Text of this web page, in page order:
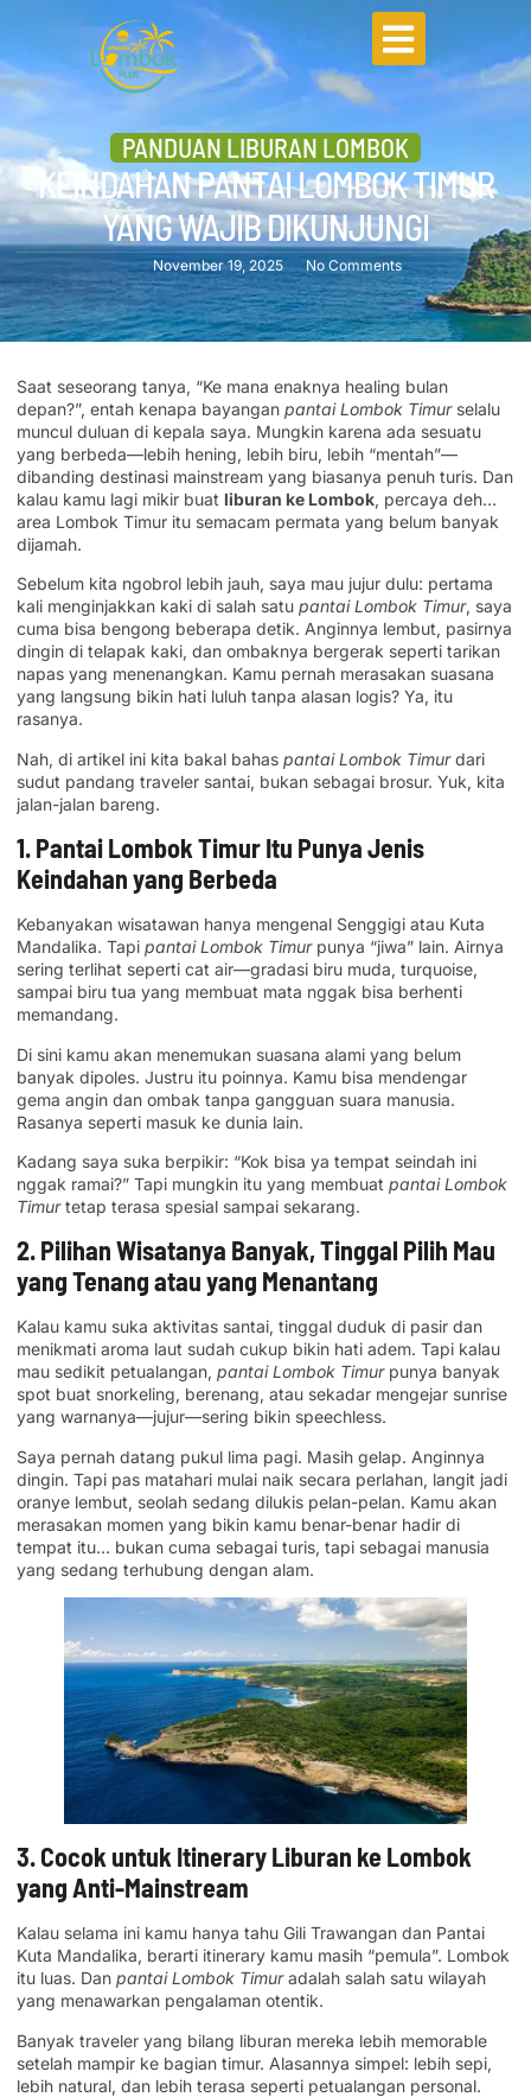
PANDUAN LIBURAN LOMBOK
KEINDAHAN PANTAI LOMBOK TIMUR
YANG WAJIB DIKUNJUNGI
November 19, 2025 No Comments
Saat seseorang tanya, “Ke mana enaknya healing bulan
depan?”, entah kenapa bayangan pantai Lombok Timurselalu
muncul duluan di kepala saya. Mungkin karena ada sesuatu
yang berbeda—lebih hening, lebih biru, lebih “mentah”—
dibanding destinasi mainstream yang biasanya penuh turis. Dan
kalau kamu lagi mikir buat liburan ke Lombok, percaya deh…
area Lombok Timur itu semacam permata yang belum banyak
dijamah.
Sebelum kita ngobrol lebih jauh, saya mau jujur dulu: pertama
kali menginjakkan kaki di salah satu pantai Lombok Timur, saya
cuma bisa bengong beberapa detik. Anginnya lembut, pasirnya
dingin di telapak kaki, dan ombaknya bergerak seperti tarikan
napas yang menenangkan. Kamu pernah merasakan suasana
yang langsung bikin hati luluh tanpa alasan logis? Ya, itu
rasanya.
Nah, di artikel ini kita bakal bahas pantai Lombok Timurdari
sudut pandang traveler santai, bukan sebagai brosur. Yuk, kita
jalan-jalan bareng.
1. Pantai Lombok Timur Itu Punya Jenis
Keindahan yang Berbeda
Kebanyakan wisatawan hanya mengenal Senggigi atau Kuta
Mandalika. Tapi pantai Lombok Timurpunya “jiwa” lain. Airnya
sering terlihat seperti cat air—gradasi biru muda, turquoise,
sampai biru tua yang membuat mata nggak bisa berhenti
memandang.
Di sini kamu akan menemukan suasana alami yang belum
banyak dipoles. Justru itu poinnya. Kamu bisa mendengar
gema angin dan ombak tanpa gangguan suara manusia.
Rasanya seperti masuk ke dunia lain.
Kadang saya suka berpikir: “Kok bisa ya tempat seindah ini
nggak ramai?” Tapi mungkin itu yang membuat pantai Lombok
Timurtetap terasa spesial sampai sekarang.
2. Pilihan Wisatanya Banyak, Tinggal Pilih Mau
yang Tenang atau yang Menantang
Kalau kamu suka aktivitas santai, tinggal duduk di pasir dan
menikmati aroma laut sudah cukup bikin hati adem. Tapi kalau
mau sedikit petualangan, pantai Lombok Timurpunya banyak
spot buat snorkeling, berenang, atau sekadar mengejar sunrise
yang warnanya—jujur—sering bikin speechless.
Saya pernah datang pukul lima pagi. Masih gelap. Anginnya
dingin. Tapi pas matahari mulai naik secara perlahan, langit jadi
oranye lembut, seolah sedang dilukis pelan-pelan. Kamu akan
merasakan momen yang bikin kamu benar-benar hadir di
tempat itu… bukan cuma sebagai turis, tapi sebagai manusia
yang sedang terhubung dengan alam.
3. Cocok untuk Itinerary Liburan ke Lombok
yang Anti-Mainstream
Kalau selama ini kamu hanya tahu Gili Trawangan dan Pantai
Kuta Mandalika, berarti itinerary kamu masih “pemula”. Lombok
itu luas. Dan pantai Lombok Timuradalah salah satu wilayah
yang menawarkan pengalaman otentik.
Banyak traveler yang bilang liburan mereka lebih memorable
setelah mampir ke bagian timur. Alasannya simpel: lebih sepi,
lebih natural, dan lebih terasa seperti petualangan personal.